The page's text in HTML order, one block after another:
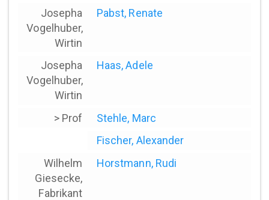
Josepha
Vogelhuber,
Wirtin
Pabst, Renate
Josepha
Vogelhuber,
Wirtin
Haas, Adele
> Prof
Stehle, Marc
Fischer, Alexander
Wilhelm
Giesecke,
Fabrikant
Horstmann, Rudi